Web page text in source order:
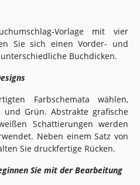
Vorlage mit vier
Sie sich einen Vorder- und
Buchdicken.
Farbschemata wählen,
Grün. Abstrakte grafische
Schattierungen werden
Neben einem Satz von
Sie druckfertige Rücken.
Sie mit der Bearbeitung